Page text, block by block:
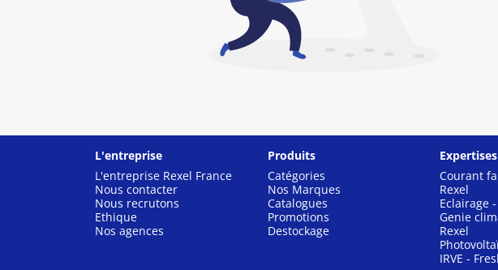
L'entreprise
L'entreprise Rexel France
Nous contacter
Nous recrutons
Ethique
Nos agences
Produits
Catégories
Nos Marques
Catalogues
Promotions
Destockage
Expertises
Courant
Rexel
Eclairage
Genie
Rexel
IRVE -